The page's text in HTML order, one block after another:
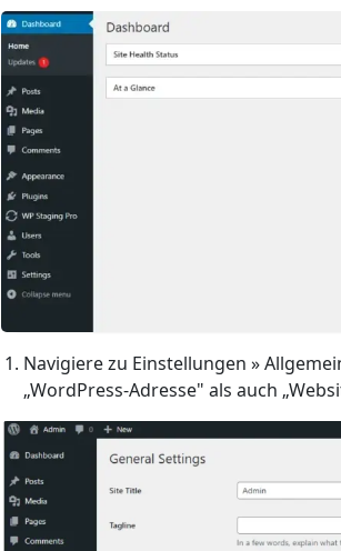
Navigiere zu Einstellungen »
„WordPress-Adresse" als auch